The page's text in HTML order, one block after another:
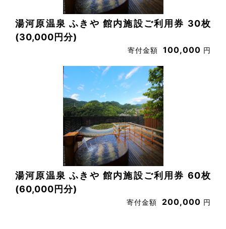
湯河原温泉 ふきや 館内施設ご利用券 30枚
(30,000円分)
寄付金額 100,000 円
湯河原温泉 ふきや 館内施設ご利用券 60枚
(60,000円分)
寄付金額 200,000 円